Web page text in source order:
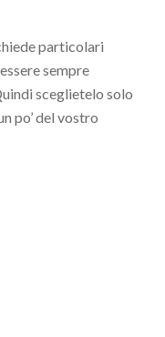
particolari
sempre
sceglietelo solo
po’ del vostro